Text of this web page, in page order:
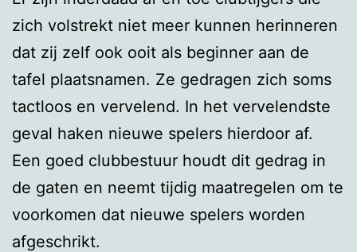
zich volstrekt niet meer kunnen herinneren
dat zij zelf ook ooit als beginner aan de
tafel plaatsnamen. Ze gedragen zich soms
tactloos en vervelend. In het vervelendste
geval haken nieuwe spelers hierdoor af.
Een goed clubbestuur houdt dit gedrag in
de gaten en neemt tijdig maatregelen om te
voorkomen dat nieuwe spelers worden
afgeschrikt.